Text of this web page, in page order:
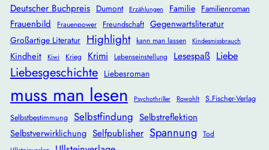
Deutscher Buchpreis Dumont Erzählungen Familie Familienroman
Frauenbild Frauenpower Freundschaft Gegenwartsliteratur
Großartige Literatur Highlight kann man lassen Kindesmissbrauch
Kindheit Kiwi Krieg Krimi Lebenseinstellung Lesespaß Liebe
Liebesgeschichte Liebesroman
muss man lesen Psychothriller Rowohlt
S.Fischer-Verlag
Selbstbestimmung Selbstfindung Selbstreflektion
Selbstverwirklichung Selfpublisher Spannung Tod